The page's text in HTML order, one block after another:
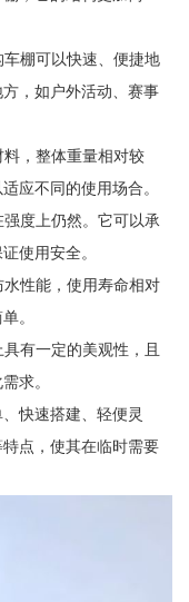
棚可以快速、便捷地
，如户外活动、赛事
，整体重量相对较
应不同的使用场合。
度上仍然。它可以承
使用安全。
性能，使用寿命相对
。
有一定的美观性，且
求。
快速搭建、轻便灵
点，使其在临时需要